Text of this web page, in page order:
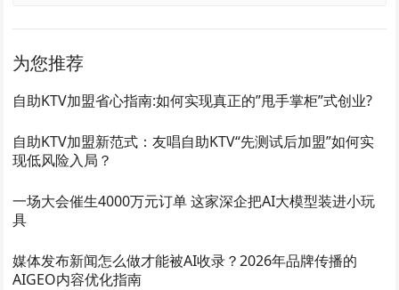
为您推荐
自助KTV加盟省心指南:如何实现真正的”甩手掌柜”式创业?
自助KTV加盟新范式：友唱自助KTV“先测试后加盟”如何实
现低风险入局？
一场大会催生4000万元订单 这家深企把AI大模型装进小玩
具
媒体发布新闻怎么做才能被AI收录？2026年品牌传播的
AIGEO内容优化指南